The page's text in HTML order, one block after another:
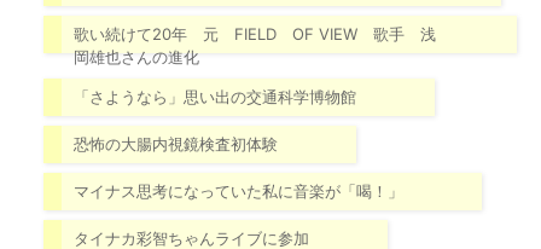
歌い続けて20年 元 FIELD OF VIEW 歌手 浅
岡雄也さんの進化
「さようなら」思い出の交通科学博物館
恐怖の大腸内視鏡検査初体験
マイナス思考になっていた私に音楽が「喝！」
タイナカ彩智ちゃんライブに参加